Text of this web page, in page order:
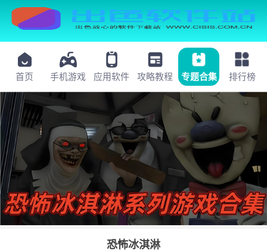
首页 手机游戏 应用软件 攻略教程 专题合集 排行榜
恐怖冰淇淋